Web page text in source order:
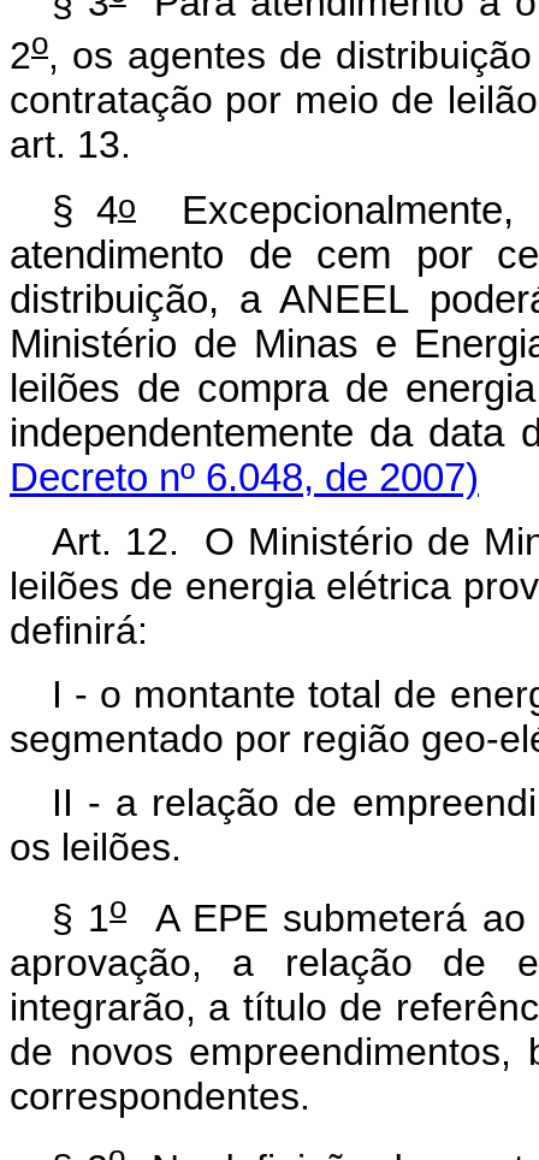
2o, os agentes de
contratação por meio de
art. 13.
§ 4o
Excepcionalmente,
atendimento de cem por
distribuição, a ANEEL
Ministério de Minas e
leilões de compra de
independentemente
Decreto nº 6.048, de 2007)
Art. 12. O Ministério de
leilões de energia elétrica
definirá:
I - o montante total de
segmentado por região geo-
II - a relação de
os leilões.
§ 1oA EPE submeterá ao
aprovação, a relação de
integrarão, a título de
de novos
correspondentes.